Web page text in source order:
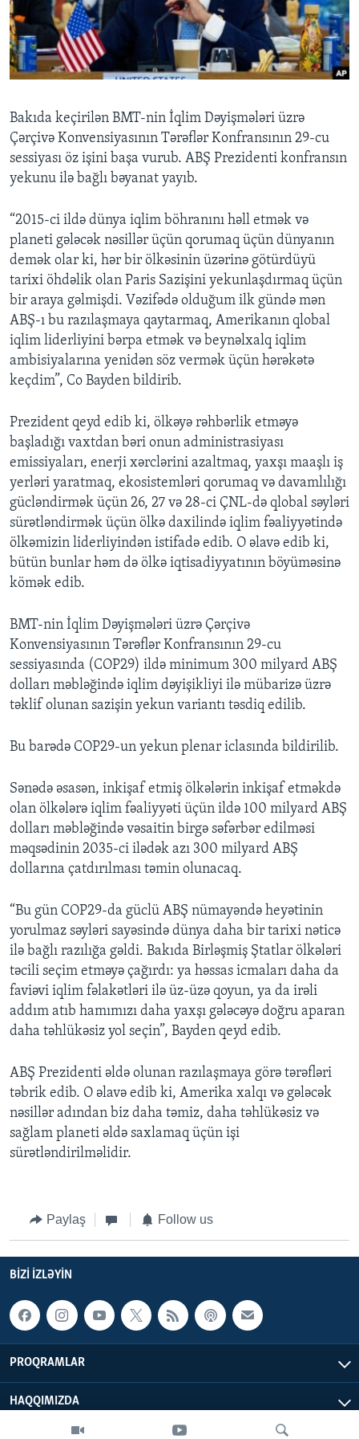
BIZI IZLƏYIN
Dillər
Bakıda keçirilən BMT-nin İqlim Dəyişmələri üzrə
Çərçivə Konvensiyasının Tərəflər Konfransının 29-cu
sessiyası öz işini başa vurub. ABŞ Prezidenti konfransın
yekunu ilə bağlı bəyanat yayıb.
“2015-ci ildə dünya iqlim böhranını həll etmək və
planeti gələcək nəsillər üçün qorumaq üçün dünyanın
demək olar ki, hər bir ölkəsinin üzərinə götürdüyü
tarixi öhdəlik olan Paris Sazişini yekunlaşdırmaq üçün
bir araya gəlmişdi. Vəzifədə olduğum ilk gündə mən
ABŞ-ı bu razılaşmaya qaytarmaq, Amerikanın qlobal
iqlim liderliyini bərpa etmək və beynəlxalq iqlim
ambisiyalarına yenidən söz vermək üçün hərəkətə
keçdim”, Co Bayden bildirib.
Prezident qeyd edib ki, ölkəyə rəhbərlik etməyə
başladığı vaxtdan bəri onun administrasiyası
emissiyaları, enerji xərclərini azaltmaq, yaxşı maaşlı iş
yerləri yaratmaq, ekosistemləri qorumaq və davamlılığı
gücləndirmək üçün 26, 27 və 28-ci ÇNL-də qlobal səyləri
sürətləndirmək üçün ölkə daxilində iqlim fəaliyyətində
ölkəmizin liderliyindən istifadə edib. O əlavə edib ki,
bütün bunlar həm də ölkə iqtisadiyyatının böyüməsinə
kömək edib.
BMT-nin İqlim Dəyişmələri üzrə Çərçivə
Konvensiyasının Tərəflər Konfransının 29-cu
sessiyasında (COP29) ildə minimum 300 milyard ABŞ
dolları məbləğində iqlim dəyişikliyi ilə mübarizə üzrə
təklif olunan sazişin yekun variantı təsdiq edilib.
Bu barədə COP29-un yekun plenar iclasında bildirilib.
Sənədə əsasən, inkişaf etmiş ölkələrin inkişaf etməkdə
olan ölkələrə iqlim fəaliyyəti üçün ildə 100 milyard ABŞ
dolları məbləğində vəsaitin birgə səfərbər edilməsi
məqsədinin 2035-ci ilədək azı 300 milyard ABŞ
dollarına çatdırılması təmin olunacaq.
“Bu gün COP29-da güclü ABŞ nümayəndə heyətinin
yorulmaz səyləri sayəsində dünya daha bir tarixi nəticə
ilə bağlı razılığa gəldi. Bakıda Birləşmiş Ştatlar ölkələri
təcili seçim etməyə çağırdı: ya həssas icmaları daha da
faviəvi iqlim fəlakətləri ilə üz-üzə qoyun, ya da irəli
addım atıb hamımızı daha yaxşı gələcəyə doğru aparan
daha təhlükəsiz yol seçin”, Bayden qeyd edib.
ABŞ Prezidenti əldə olunan razılaşmaya görə tərəfləri
təbrik edib. O əlavə edib ki, Amerika xalqı və gələcək
nəsillər adından biz daha təmiz, daha təhlükəsiz və
sağlam planeti əldə saxlamaq üçün işi
sürətləndirilməlidir.
Paylaş Follow us
BIZI IZLƏYIN
PROQRAMLAR
HAQQIMIZDA